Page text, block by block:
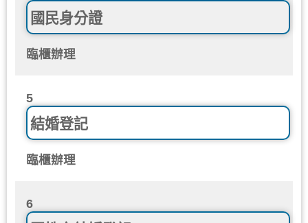
國民身分證
臨櫃辦理
5
結婚登記
臨櫃辦理
6